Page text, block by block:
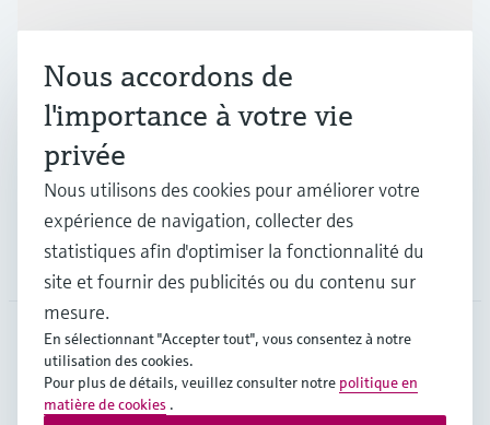
Industries
Support
Société
FRA•Français
Nous accordons de
l'importance à votre vie
privée
Nous utilisons des cookies pour améliorer votre
expérience de navigation, collecter des
statistiques afin d'optimiser la fonctionnalité du
site et fournir des publicités ou du contenu sur
mesure.
En sélectionnant "Accepter tout", vous consentez à notre
utilisation des cookies.
Pour plus de détails, veuillez consulter notre politique en
matière de cookies .